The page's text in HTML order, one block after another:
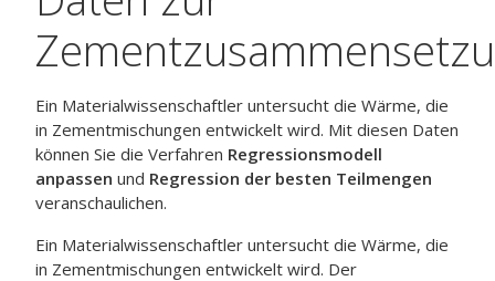
Ein Materialwissenschaftler untersucht die Wärme, die
in Zementmischungen entwickelt wird. Mit diesen Daten
können Sie die Verfahren Regressionsmodell
anpassen und Regression der besten Teilmengen
veranschaulichen.
Ein Materialwissenschaftler untersucht die Wärme, die
in Zementmischungen entwickelt wird. Der